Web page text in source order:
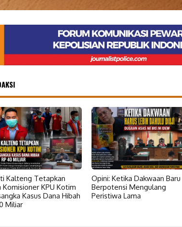
Kalteng Tetapkan
Komisioner KPU Kotim
Kasus Dana Hibah
Miliar
Opini: Ketika Dakwaan Baru
Berpotensi Mengulang
Peristiwa Lama